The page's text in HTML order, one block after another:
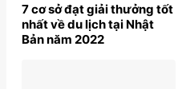
7 cơ sở đạt giải thưởng tốt
nhất về du lịch tại Nhật
Bản năm 2022